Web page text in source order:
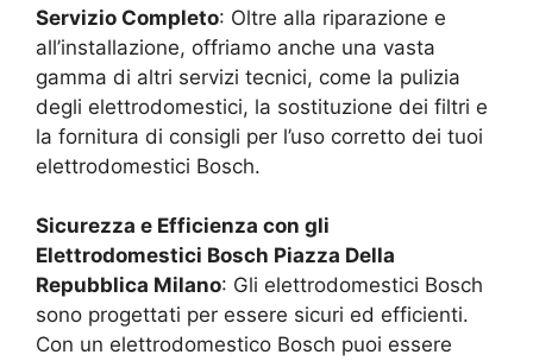
Servizio Completo: Oltre alla riparazione e
all’installazione, offriamo anche una vasta
gamma di altri servizi tecnici, come la pulizia
degli elettrodomestici, la sostituzione dei filtri e
la fornitura di consigli per l’uso corretto dei tuoi
elettrodomestici Bosch.
Sicurezza e Efficienza con gli
Elettrodomestici Bosch Piazza Della
Repubblica Milano: Gli elettrodomestici Bosch
sono progettati per essere sicuri ed efficienti.
Con un elettrodomestico Bosch puoi essere